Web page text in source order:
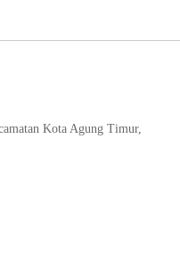
Kota Agung Timur,